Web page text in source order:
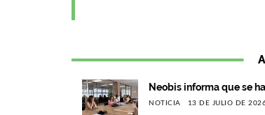
Neobis informa que se
NOTICIA 13 DE JULIO DE